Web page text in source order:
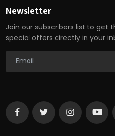
Newsletter
Join our subscribers list to get
special offers directly in your